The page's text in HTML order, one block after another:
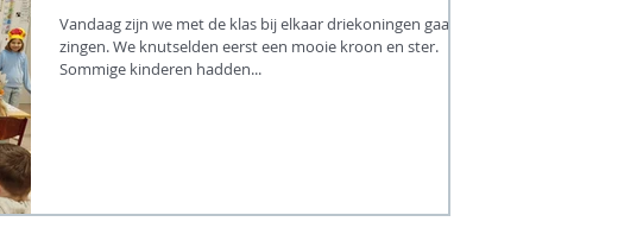
Vandaag zijn we met de klas bij elkaar driekoningen gaan
zingen. We knutselden eerst een mooie kroon en ster.
Sommige kinderen hadden...